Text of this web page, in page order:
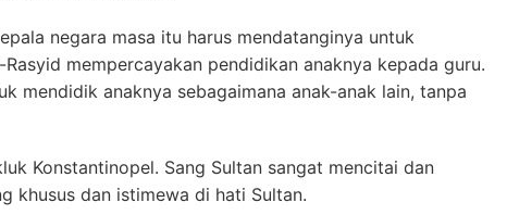
negara masa itu harus mendatanginya untuk
mempercayakan pendidikan anaknya kepada guru.
mendidik anaknya sebagaimana anak-anak lain, tanpa
Sang Sultan sangat mencitai dan
khusus dan istimewa di hati Sultan.